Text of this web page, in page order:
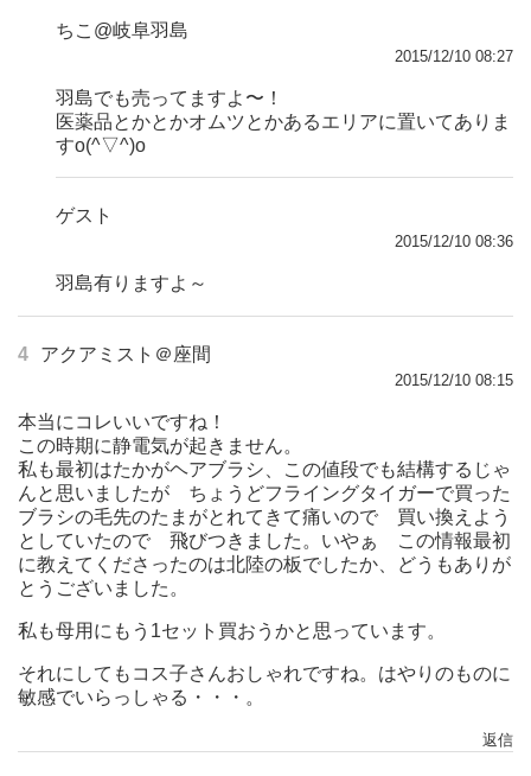
ちこ@岐阜羽島
2015/12/10 08:27
羽島でも売ってますよ〜！
医薬品とかとかオムツとかあるエリアに置いてありま
すo(^▽^)o
ゲスト
2015/12/10 08:36
羽島有りますよ～
4 アクアミスト＠座間
2015/12/10 08:15
本当にコレいいですね！
この時期に静電気が起きません。
私も最初はたかがヘアブラシ、この値段でも結構するじゃ
んと思いましたが ちょうどフライングタイガーで買った
ブラシの毛先のたまがとれてきて痛いので 買い換えよう
としていたので 飛びつきました。いやぁ この情報最初
に教えてくださったのは北陸の板でしたか、どうもありが
とうございました。
私も母用にもう1セット買おうかと思っています。
それにしてもコス子さんおしゃれですね。はやりのものに
敏感でいらっしゃる・・・。
返信